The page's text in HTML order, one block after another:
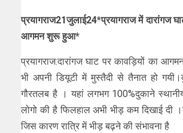
प्रयागराज21जुलाई24*प्रयागराज में दारांगज
आगमन शुरू हुआ*
प्रयागराज:दारांगज घाट पर कावड़ियों का
भी अपनी डियूटी में मुस्तैदी से तैनात हो
गौरतलब है । यहां लगभग 100%दुकाने
लोगो की है फिलहाल अभी भीड़ कम दिखाई दी
जिस कारण रात्रि में भीड़ बढ़ने की संभावना है